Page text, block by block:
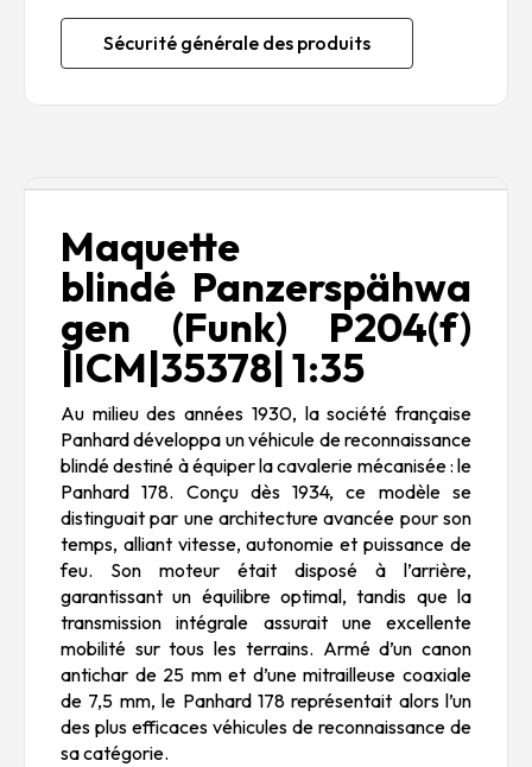
Sécurité générale des produits
Maquette
blindé Panzerspähwa
gen (Funk) P204(f)
|ICM|35378| 1:35
Au milieu des années 1930, la société française
Panhard développa un véhicule de reconnaissance
blindé destiné à équiper la cavalerie mécanisée : le
Panhard 178. Conçu dès 1934, ce modèle se
distinguait par une architecture avancée pour son
temps, alliant vitesse, autonomie et puissance de
feu. Son moteur était disposé à l’arrière,
garantissant un équilibre optimal, tandis que la
transmission intégrale assurait une excellente
mobilité sur tous les terrains. Armé d’un canon
antichar de 25 mm et d’une mitrailleuse coaxiale
de 7,5 mm, le Panhard 178 représentait alors l’un
des plus efficaces véhicules de reconnaissance de
sa catégorie.